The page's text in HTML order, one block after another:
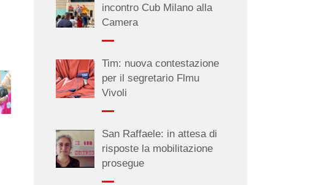
incontro Cub Milano alla
Camera
Tim: nuova contestazione
per il segretario Flmu
Vivoli
San Raffaele: in attesa di
risposte la mobilitazione
prosegue